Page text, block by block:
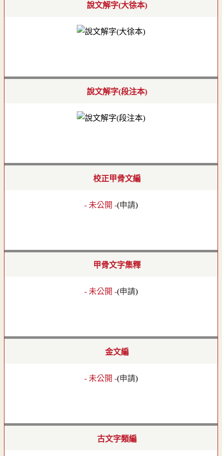
說文解字(大徐本)
說文解字(段注本)
校正甲骨文編
- 未公開 -(申請)
甲骨文字集釋
- 未公開 -(申請)
金文編
- 未公開 -(申請)
古文字類編